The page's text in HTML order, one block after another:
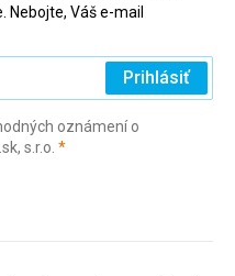
Nebojte, Váš e-mail
Prihlásiť
oznámení o
s.r.o. *(povinné)